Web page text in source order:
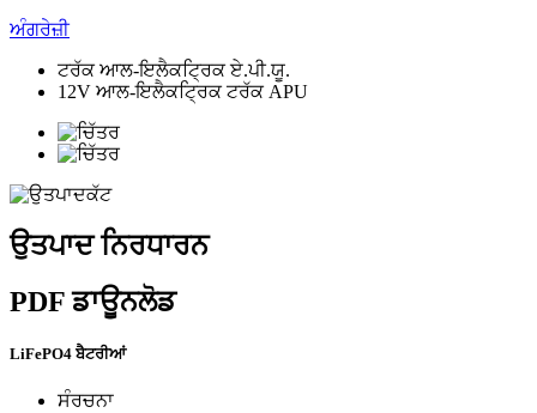
ਅੰਗਰੇਜ਼ੀ
ਟਰੱਕ ਆਲ-ਇਲੈਕਟ੍ਰਿਕ ਏ.ਪੀ.ਯੂ.
12V ਆਲ-ਇਲੈਕਟ੍ਰਿਕ ਟਰੱਕ APU
ਉਤਪਾਦ ਨਿਰਧਾਰਨ
PDF ਡਾਊਨਲੋਡ
LiFePO4 ਬੈਟਰੀਆਂ
ਸੰਰਚਨਾ